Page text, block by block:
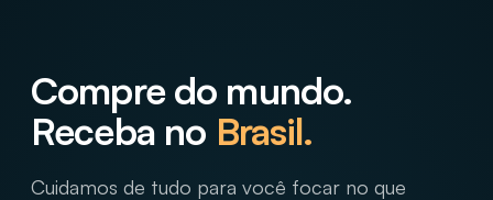
Compre do mundo.
Receba no Brasil.
Cuidamos de tudo para você focar no que